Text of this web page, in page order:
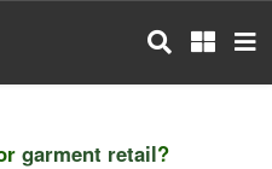
garment retail?